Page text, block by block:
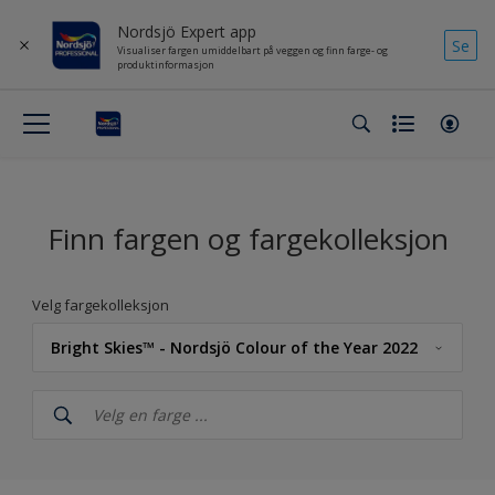
Nordsjö Expert app
Visualiser fargen umiddelbart på veggen og finn farge- og
produktinformasjon
Se
Finn fargen og fargekolleksjon
Velg fargekolleksjon
Bright Skies™ - Nordsjö Colour of the Year 2022
Nordsjö